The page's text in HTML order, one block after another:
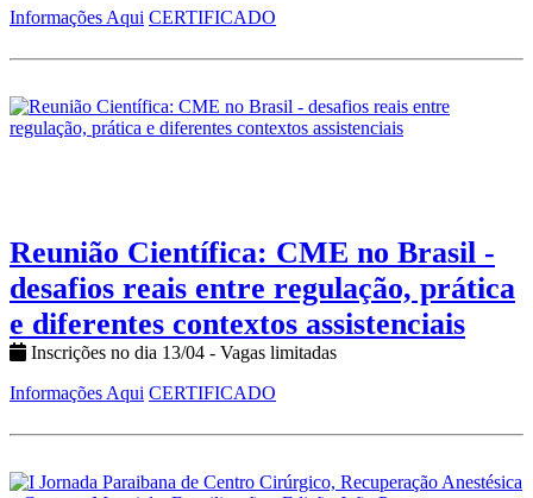
Informações Aqui CERTIFICADO
Reunião Científica: CME no Brasil -
desafios reais entre regulação, prática
e diferentes contextos assistenciais
Inscrições no dia 13/04 - Vagas limitadas
Informações Aqui CERTIFICADO